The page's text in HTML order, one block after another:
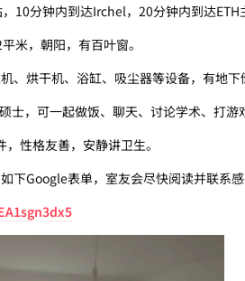
10分钟内到达Irchel，20分钟内到达
米，朝阳，有百叶窗。
、烘干机、浴缸、吸尘器等设备，有地下
士，可一起做饭、聊天、讨论学术、打游
性格友善，安静讲卫生。
下Google表单，室友会尽快阅读并联系